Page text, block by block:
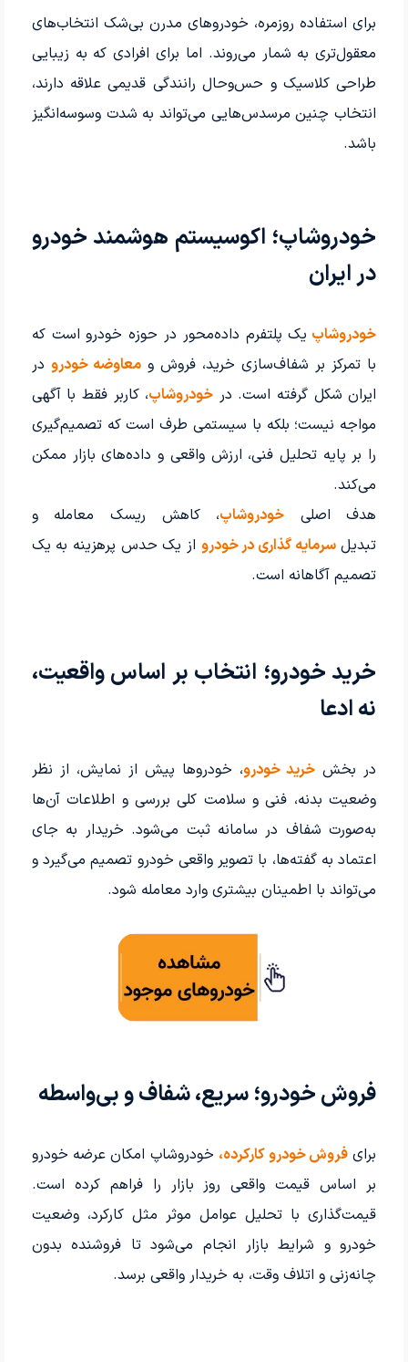
برای استفاده روزمره، خودروهای مدرن بی‌شک انتخاب‌های
معقول‌تری به شمار می‌روند. اما برای افرادی که به زیبایی
طراحی کلاسیک و حس‌وحال رانندگی قدیمی علاقه دارند،
انتخاب چنین مرسدس‌هایی می‌تواند به شدت وسوسه‌انگیز
باشد.
خودروشاپ؛ اکوسیستم هوشمند خودرو
در ایران
خودروشاپ یک پلتفرم داده‌محور در حوزه خودرو است که
با تمرکز بر شفاف‌سازی خرید، فروش ومعاوضه خودرو در
ایران شکل گرفته است. در خودروشاپ، کاربر فقط با آگهی
مواجه نیست؛ بلکه با سیستمی طرف است که تصمیم‌گیری
را بر پایه تحلیل فنی، ارزش واقعی و داده‌های بازار ممکن
می‌کند.
هدف اصلی خودروشاپ، کاهش ریسک معامله و
تبدیلسرمایه گذاری در خودرو از یک حدس پرهزینه به یک
تصمیم آگاهانه است.
خرید خودرو؛ انتخاب بر اساس واقعیت،
نه ادعا
در بخش خرید خودرو، خودروها پیش از نمایش، از نظر
وضعیت بدنه، فنی و سلامت کلی بررسی و اطلاعات آن‌ها
به‌صورت شفاف در سامانه ثبت می‌شود. خریدار به جای
اعتماد به گفته‌ها، با تصویر واقعی خودرو تصمیم می‌گیرد و
می‌تواند با اطمینان بیشتری وارد معامله شود.
فروش خودرو؛ سریع، شفاف و بی‌واسطه
برایفروش خودرو کارکرده، خودروشاپ امکان عرضه خودرو
بر اساس قیمت واقعی روز بازار را فراهم کرده است.
قیمت‌گذاری با تحلیل عوامل موثر مثل کارکرد، وضعیت
خودرو و شرایط بازار انجام می‌شود تا فروشنده بدون
چانه‌زنی و اتلاف وقت، به خریدار واقعی برسد.